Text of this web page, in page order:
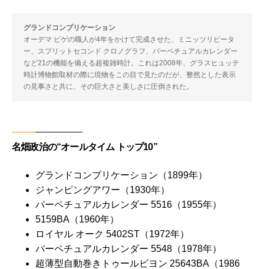
グランドコンプリケーション
オーデマ ピゲの職人が4年をかけて完成させた、ミニッツリピータ
ー、スプリットセコンド クロノグラフ、パーペチュアルカレンダー
など21の機能を備える超複雑時計。これは2008年、グラスヒュッテ
時計博物館取材の際に現物をこの目で見たのだが、整然とした表示
の見事さと共に、その巨大さと美しさに圧倒された。
名畑政治の“オールタイム トップ10”
グランドコンプリケーション（1899年）
ジャンピングアワー（1930年）
パーペチュアルカレンダー 5516（1955年）
5159BA（1960年）
ロイヤル オーク 5402ST（1972年）
パーペチュアルカレンダー 5548（1978年）
超薄型自動巻きトゥールビヨン 25643BA（1986